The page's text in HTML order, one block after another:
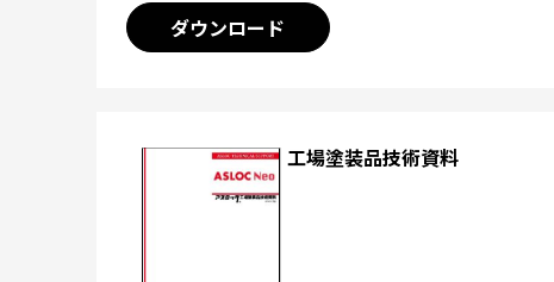
ダウンロード
工場塗装品技術資料